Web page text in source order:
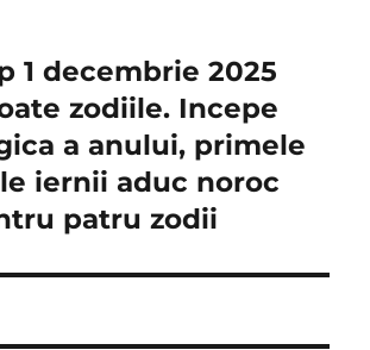
1 decembrie 2025
zodiile. Incepe
a anului, primele
iernii aduc noroc
patru zodii